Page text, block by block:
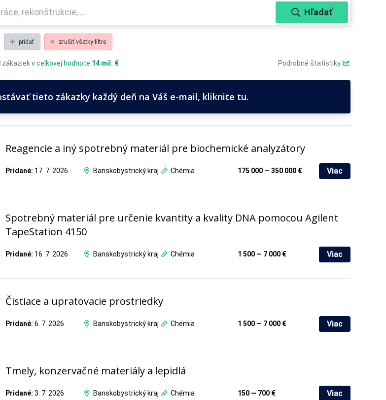
Hľadať
pridať zrušiť všetky filtre
zákaziekv celkovej hodnote 14 mil. € Podrobné štatistiky
tieto zákazky každý deň na Váš e-mail, kliknite tu.
Reagencie a iný spotrebný materiál pre biochemické analyzátory
Pridané: 17. 7. 2026 Banskobystrický kraj Chémia 175 000 — 350 000 € Viac
Spotrebný materiál pre určenie kvantity a kvality DNA pomocou Agilent
TapeStation 4150
Pridané: 16. 7. 2026 Banskobystrický kraj Chémia 1 500 — 7 000 € Viac
Čistiace a upratovacie prostriedky
Pridané: 6. 7. 2026 Banskobystrický kraj Chémia 1 500 — 7 000 € Viac
Tmely, konzervačné materiály a lepidlá
Pridané: 3. 7. 2026 Banskobystrický kraj Chémia 150 — 700 € Viac